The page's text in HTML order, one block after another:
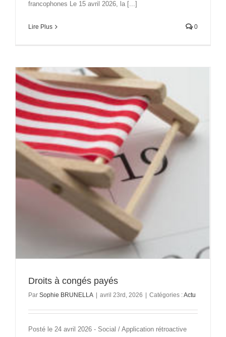
francophones Le 15 avril 2026, la [...]
Lire Plus 0
Droits à congés payés
Par Sophie BRUNELLA avril 23rd, 2026 Catégories :Actu
Posté le 24 avril 2026 - Social / Application rétroactive